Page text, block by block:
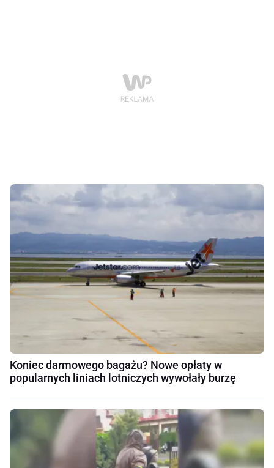
Koniec darmowego bagażu? Nowe opłaty w
popularnych liniach lotniczych wywołały burzę